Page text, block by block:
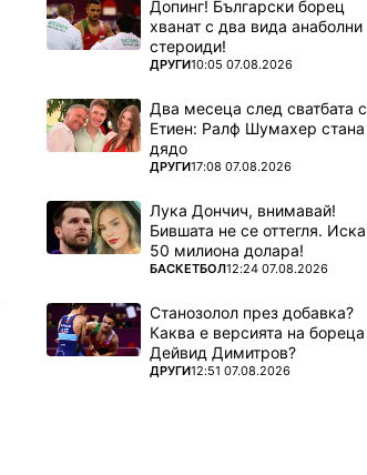
Допинг! Български борец
хванат с два вида анаболни
стероиди!
ПОВЕЧЕ ОТ
ДРУГИ10:05 07.08.2026
Два месеца след сватбата с
Етиен: Ралф Шумахер стана
дядо
ПОВЕЧЕ ОТ
ДРУГИ17:08 07.08.2026
Лука Дончич, внимавай!
Бившата не се оттегля. Иска
50 милиона долара!
ПОВЕЧЕ ОТ
БАСКЕТБОЛ12:24 07.08.2026
Станозолол през добавка?
Каква е версията на бореца
Дейвид Димитров?
ПОВЕЧЕ ОТ
ДРУГИ12:51 07.08.2026